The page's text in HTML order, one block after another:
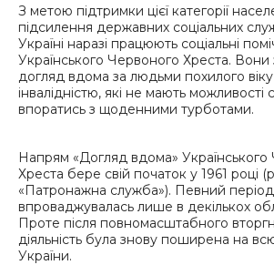
З метою підтримки цієї категорії
підсилення державних соціальних
Україні наразі працюють соціальні
Українського Червоного Хреста. Вони
догляд вдома за людьми похилого
інвалідністю, які не мають можливості
впоратись з щоденними турботами.
Напрям «Догляд вдома» Українського
Хреста бере свій початок у 1961 році
«Патронажна служба»). Певний період
впроваджувалась лише в декількох
Проте після повномасштабного
діяльність була знову поширена на
України.